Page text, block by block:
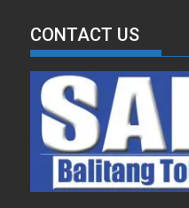
CONTACT US